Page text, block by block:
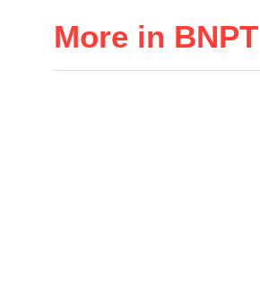
More in BNPT